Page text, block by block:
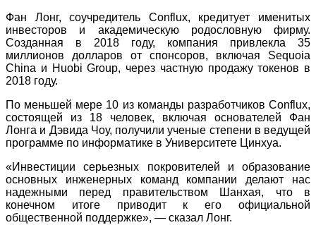
Фан Лонг, соучредитель Conflux, кредитует именитых
инвесторов и академическую родословную фирму.
Созданная в 2018 году, компания привлекла 35
миллионов долларов от спонсоров, включая Sequoia
China и Huobi Group, через частную продажу токенов в
2018 году.
По меньшей мере 10 из команды разработчиков Conflux,
состоящей из 18 человек, включая основателей Фан
Лонга и Дэвида Чоу, получили ученые степени в ведущей
программе по информатике в Университете Цинхуа.
«Инвестиции серьезных покровителей и образование
основных инженерных команд компании делают нас
надежными перед правительством Шанхая, что в
конечном итоге приводит к его официальной
общественной поддержке», — сказал Лонг.